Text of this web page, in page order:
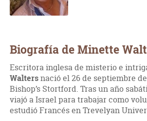
Biografía de Minette
Escritora inglesa de misterio e
Waltersnació el 26 de septiembre
Bishop’s Stortford. Tras un año
viajó a Israel para trabajar como
estudió Francés en Trevelyan